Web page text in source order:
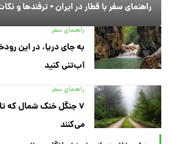
راهنمای سفر با قطار در ایران + ترفندها و
راهنمای سفر
به جای دریا، در این
آب‌تنی کنید
راهنمای سفر
۷ جنگل خنک شمال که
می‌کنند